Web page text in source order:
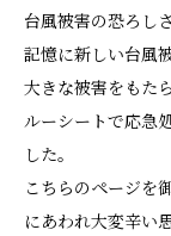
台風被害の恐ろし
記憶に新しい台風
大きな被害をもた
ルーシートで応急
した。
こちらのページを
にあわれ大変辛い